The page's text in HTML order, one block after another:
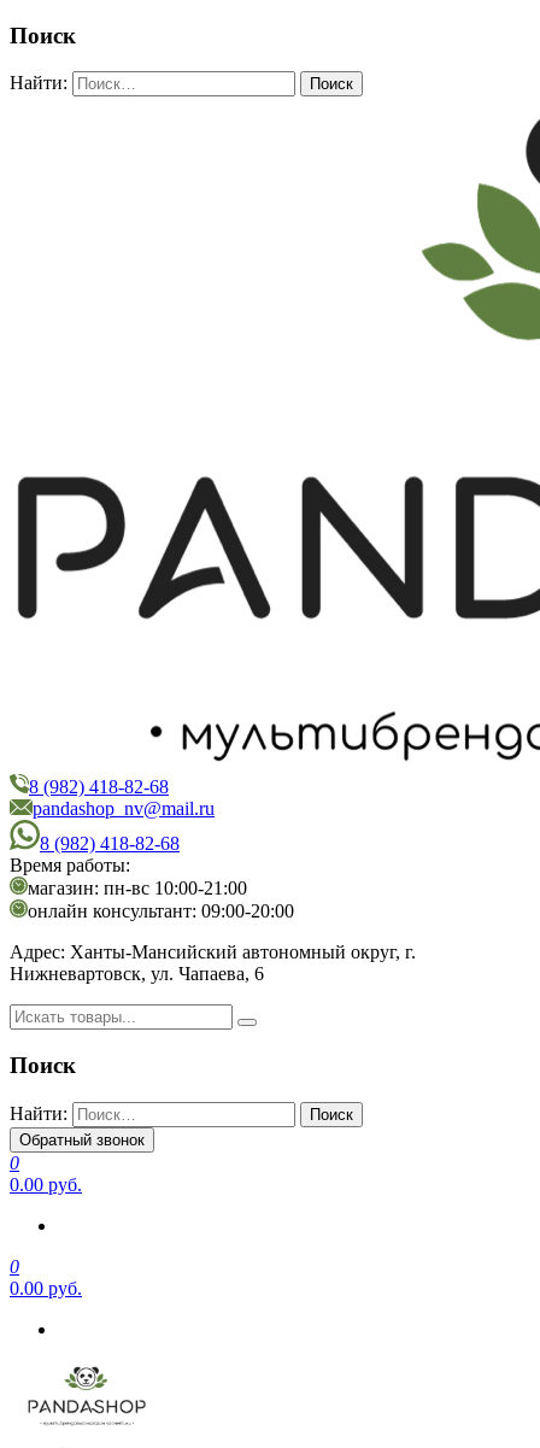
Поиск
Найти:
PandaShop
Интернет-магазин косметики
8 (982) 418-82-68
pandashop_nv@mail.ru
8 (982) 418-82-68
Время работы:
магазин: пн-вс 10:00-21:00
онлайн консультант: 09:00-20:00
Адрес: Ханты-Мансийский автономный округ, г.
Нижневартовск, ул. Чапаева, 6
Поиск
Найти:
Обратный звонок
0
0.00 руб.
0
0.00 руб.